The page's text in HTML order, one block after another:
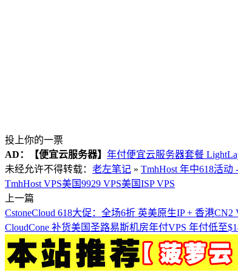
投上你的一票
AD：
【便宜云服务器】 年付便宜云服务器套餐
未经允许不得转载： 老左笔记 » TmhHost 年中618活
TmhHost VPS美国9929 VPS美国ISP VPS
上一篇
CstoneCloud 618大促：全场6折 英美原生IP + 香港
CloudCone 补货美国圣路易斯机房年付VPS 年付低至